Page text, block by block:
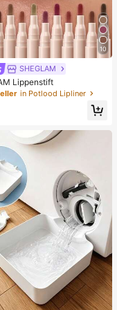
10
SHEGLAM
Lippenstift
in Potlood Lipliner